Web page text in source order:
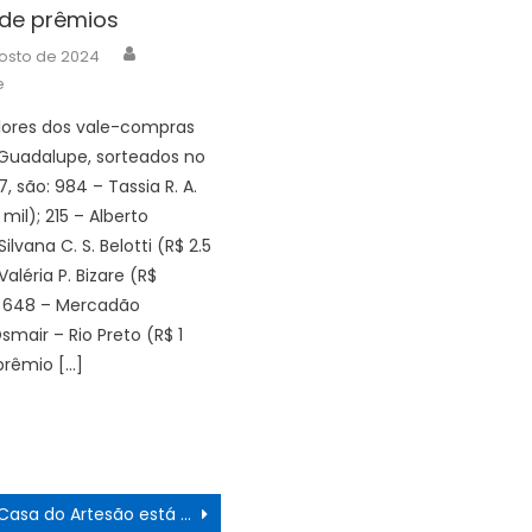
prêmios
de 2024
dos vale-compras
sorteados no
são: 984 – Tassia R. A.
mil); 215 – Alberto
C. S. Belotti (R$ 2.5
P. Bizare (R$
648 – Mercadão
– Rio Preto (R$ 1
[…]
Casa do Artesão está em novo endereço